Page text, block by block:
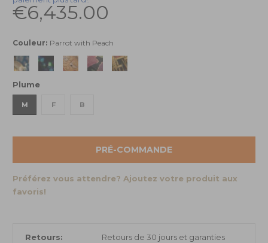
€6,435.00
Couleur: Parrot with Peach
Plume
M F B
PRÉ-COMMANDE
Préférez vous attendre? Ajoutez votre produit aux
favoris!
Retours:
Retours de 30 jours et garanties